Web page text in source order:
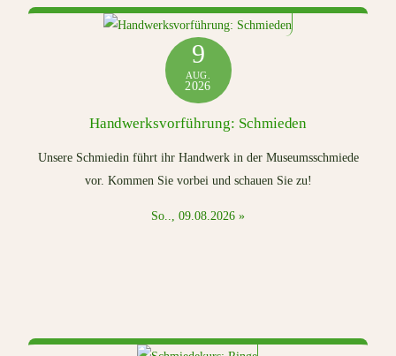
9
AUG.
2026
Handwerksvorführung: Schmieden
Unsere Schmiedin führt ihr Handwerk in der Museumsschmiede
vor. Kommen Sie vorbei und schauen Sie zu!
So.., 09.08.2026 »